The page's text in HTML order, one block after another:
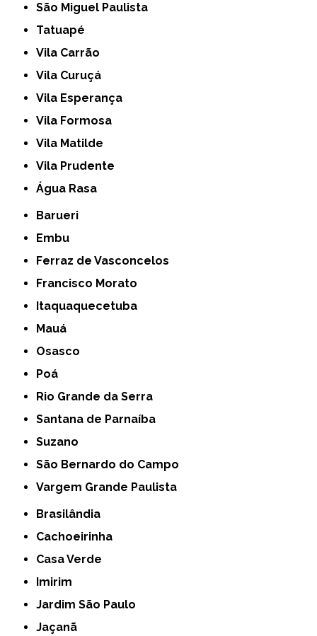
São Miguel Paulista
Tatuapé
Vila Carrão
Vila Curuçá
Vila Esperança
Vila Formosa
Vila Matilde
Vila Prudente
Água Rasa
Barueri
Embu
Ferraz de Vasconcelos
Francisco Morato
Itaquaquecetuba
Mauá
Osasco
Poá
Rio Grande da Serra
Santana de Parnaíba
Suzano
São Bernardo do Campo
Vargem Grande Paulista
Brasilândia
Cachoeirinha
Casa Verde
Imirim
Jardim São Paulo
Jaçanã